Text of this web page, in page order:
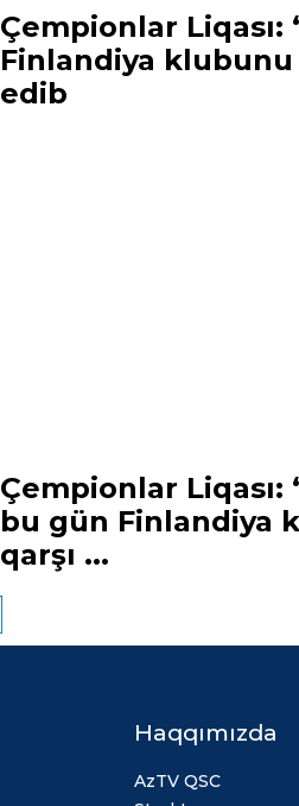
Çempionlar Liqası:
Finlandiya
edib
Çempionlar Liqası:
bu gün Finlandiya
qarşı ...
Haqqımızda
AzTV QSC